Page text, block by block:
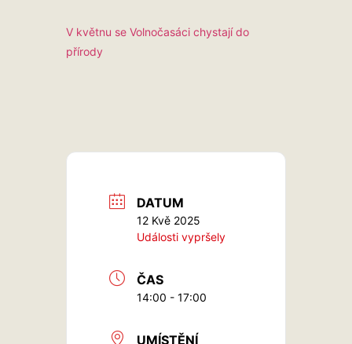
V květnu se Volnočasáci chystají do
přírody
DATUM
12 Kvě 2025
Události vypršely
ČAS
14:00 - 17:00
UMÍSTĚNÍ